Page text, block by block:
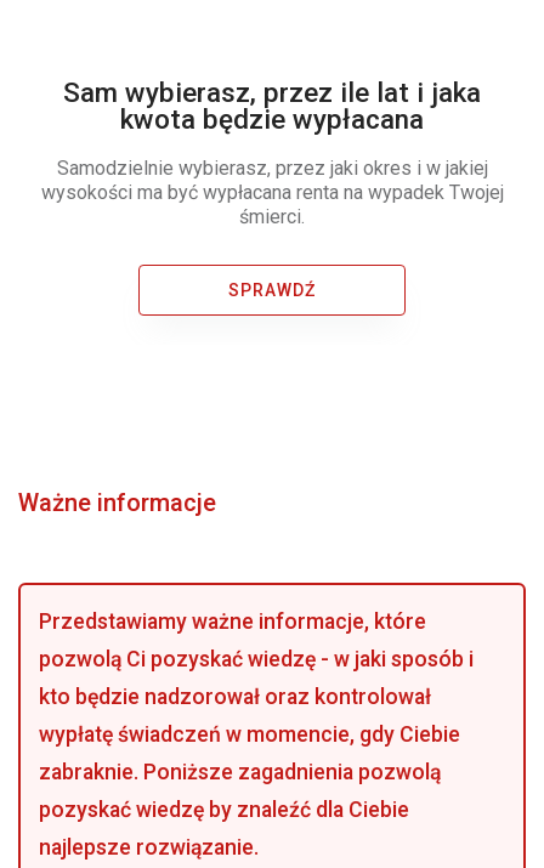
Sam wybierasz, przez ile lat i jaka
kwota będzie wypłacana
Samodzielnie wybierasz, przez jaki okres i w jakiej
wysokości ma być wypłacana renta na wypadek Twojej
śmierci.
SPRAWDŹ
Ważne informacje
Przedstawiamy ważne informacje, które
pozwolą Ci pozyskać wiedzę - w jaki sposób i
kto będzie nadzorował oraz kontrolował
wypłatę świadczeń w momencie, gdy Ciebie
zabraknie. Poniższe zagadnienia pozwolą
pozyskać wiedzę by znaleźć dla Ciebie
najlepsze rozwiązanie.